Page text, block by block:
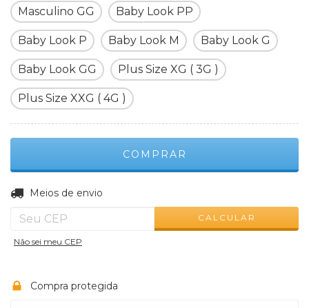
Masculino GG Baby Look PP
Baby Look P Baby Look M Baby Look G
Baby Look GG Plus Size XG ( 3G )
Plus Size XXG ( 4G )
Entregas para o CEP:
Meios de envio
CALCULAR
Não sei meu CEP
Compra protegida